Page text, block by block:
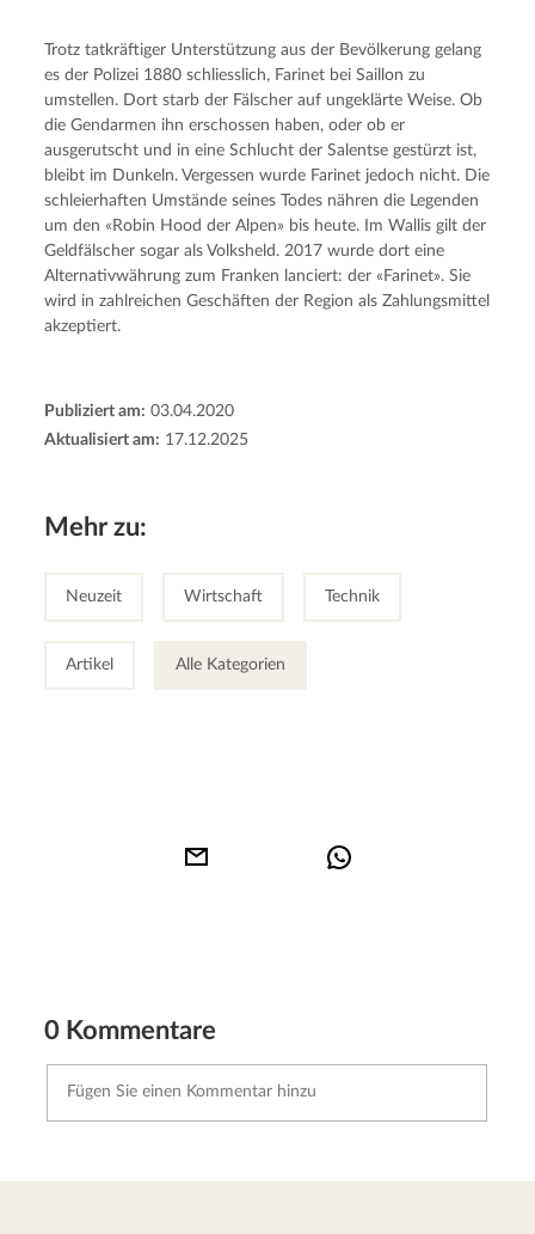
Trotz tatkräftiger Unterstützung aus der Bevölkerung gelang
es der Polizei 1880 schliesslich, Farinet bei Saillon zu
umstellen. Dort starb der Fälscher auf ungeklärte Weise. Ob
die Gendarmen ihn erschossen haben, oder ob er
ausgerutscht und in eine Schlucht der Salentse gestürzt ist,
bleibt im Dunkeln. Vergessen wurde Farinet jedoch nicht. Die
schleierhaften Umstände seines Todes nähren die Legenden
um den «Robin Hood der Alpen» bis heute. Im Wallis gilt der
Geldfälscher sogar als Volksheld. 2017 wurde dort eine
Alternativwährung zum Franken lanciert: der «Farinet». Sie
wird in zahlreichen Geschäften der Region als Zahlungsmittel
akzeptiert.
Publiziert am: 03.04.2020
Aktualisiert am: 17.12.2025
Mehr zu:
Neuzeit Wirtschaft Technik
Artikel Alle Kategorien
0 Kommentare